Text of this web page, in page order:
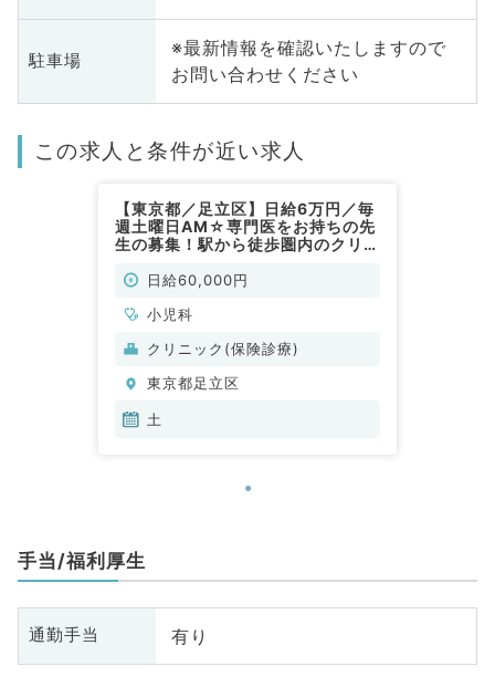
駐車場
※最新情報を確認いたしますので
お問い合わせください
この求人と条件が近い求人
【東京都／足立区】日給6万円／毎
週土曜日AM☆専門医をお持ちの先
生の募集！駅から徒歩圏内のクリニ
日給60,000円
小児科
クリニック(保険診療)
東京都足立区
土
手当/福利厚生
通勤手当 有り